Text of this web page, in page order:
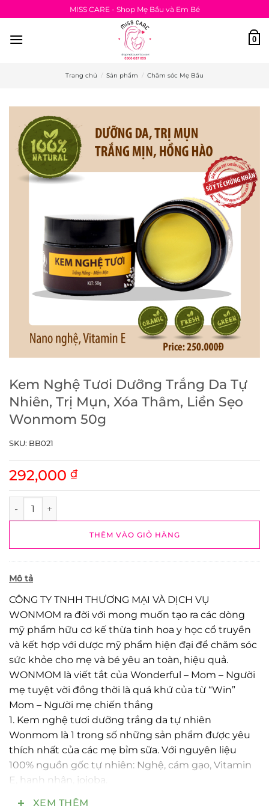
qua
nội
MISS CARE - Shop Mẹ Bầu và Em Bé
0
Trang chủ / Sản phẩm / Chăm sóc Mẹ Bầu
Kem Nghệ Tươi Dưỡng Trắng Da Tự
Nhiên, Trị Mụn, Xóa Thâm, Liền Sẹo
Wonmom 50g
292,000 ₫
Kem Nghệ Tươi Dưỡng Trắng Da Tự Nhiên, Trị Mụn, Xóa
THÊM VÀO GIỎ HÀNG
SKU: BB021
Mô tả
CÔNG TY TNHH THƯƠNG MẠI VÀ DỊCH VỤ
WONMOM ra đời với mong muốn tạo ra các dòng
mỹ phẩm hữu cơ kế thừa tinh hoa y học cổ truyền
và kết hợp với dược mỹ phẩm hiện đại để chăm sóc
sức khỏe cho mẹ và bé yêu an toàn, hiệu quả.
WONMOM là viết tắt của Wonderful – Mom – Người
mẹ tuyệt vời đồng thời là quá khứ của từ “Win”
Mom – Người mẹ chiến thắng
1. Kem nghệ tươi dưỡng trắng da tự nhiên
Wonmom là 1 trong số những sản phẩm được yêu
thích nhất của các mẹ bỉm sữa. Với nguyên liệu
100% nguồn gốc tự nhiên: Nghệ, cám gạo, Vitamin
E, hạnh nhân, jojoba.
XEM THÊM